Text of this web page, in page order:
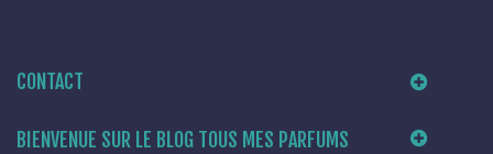
CONTACT
BIENVENUE SUR LE BLOG TOUS MES PARFUMS